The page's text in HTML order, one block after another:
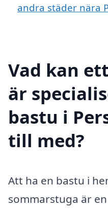
andra städer nära
Vad kan
är
bastu i
till med?
Att ha en bastu i
sommarstuga är